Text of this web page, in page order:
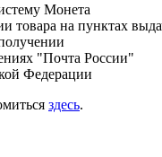
Монета
товара на пунктах
"Почта России"
Федерации
здесь.